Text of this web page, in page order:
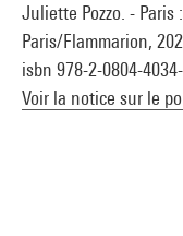
Juliette Pozzo. -
Paris/Flammarion,
isbn 978-2-0804-
Voir la notice sur le